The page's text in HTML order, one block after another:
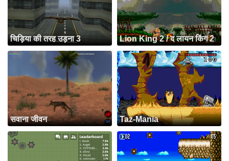
चिड़िया की तरह उड़ना 3 Lion King 2 / द लायन किंग 2
सवाना जीवन Taz-Mania